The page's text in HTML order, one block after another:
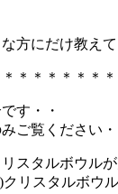
方にだけ教えて
＊＊＊＊＊＊
す・・
ご覧ください・
スタルボウル
クリスタルボウ